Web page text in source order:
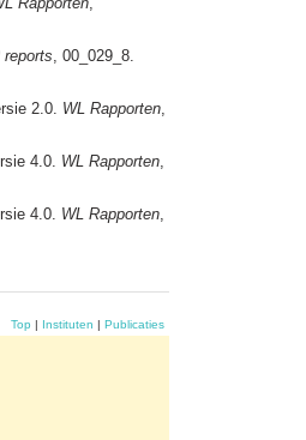
reports , 00_029_8.
2.0. WL Rapporten
4.0. WL Rapporten
4.0. WL Rapporten
Top | Instituten | Publicaties